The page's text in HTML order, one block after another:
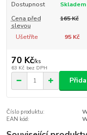
Dostupnost
Skladem
Cena před
slevou
165 Kč
Ušetříte 95 Kč
70 Kč/ks
63 Kč bez DPH
Číslo produktu:
EAN kód: